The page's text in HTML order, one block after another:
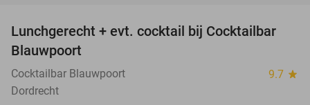
34%
Lunchgerecht + evt. cocktail bij Cocktailbar
Blauwpoort
Cocktailbar Blauwpoort 9.7 star
Dordrecht